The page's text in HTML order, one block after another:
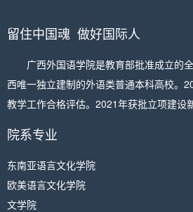
留住中国魂 做好国际人
广西外国语学院是教育部批准成立的
西唯一独立建制的外语类普通本科高校。
教学工作合格评估。2021年获批立项建设
院系专业
东南亚语言文化学院
欧美语言文化学院
文学院